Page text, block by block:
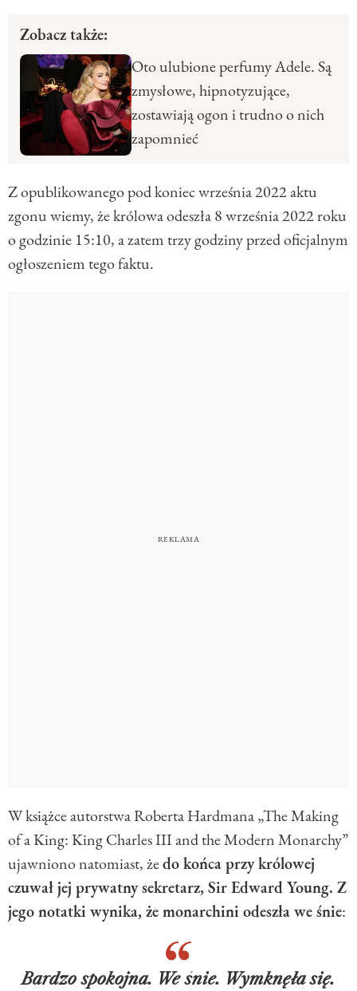
Zobacz także:
Oto ulubione perfumy Adele. Są
zmysłowe, hipnotyzujące,
zostawiają ogon i trudno o nich
zapomnieć
Z opublikowanego pod koniec września 2022 aktu
zgonu wiemy, że królowa odeszła 8 września 2022 roku
o godzinie 15:10, a zatem trzy godziny przed oficjalnym
ogłoszeniem tego faktu.
W książce autorstwa Roberta Hardmana „The Making
of a King: King Charles III and the Modern Monarchy”
ujawniono natomiast, żedo końca przy królowej
czuwał jej prywatny sekretarz, Sir Edward Young. Z
jego notatki wynika, że monarchini odeszła we śnie:
Bardzo spokojna. We śnie. Wymknęła się.